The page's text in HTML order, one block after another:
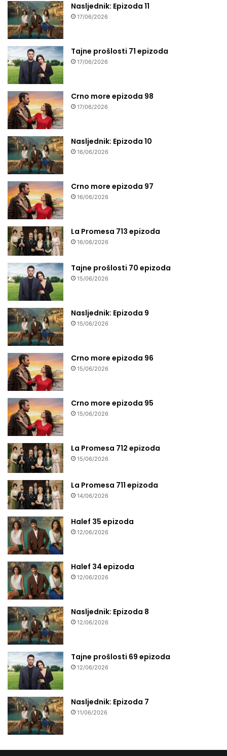
Nasljednik: Epizoda 11
17/06/2026
Tajne prošlosti 71 epizoda
17/06/2026
Crno more epizoda 98
17/06/2026
Nasljednik: Epizoda 10
16/06/2026
Crno more epizoda 97
16/06/2026
La Promesa 713 epizoda
16/06/2026
Tajne prošlosti 70 epizoda
15/06/2026
Nasljednik: Epizoda 9
15/06/2026
Crno more epizoda 96
15/06/2026
Crno more epizoda 95
15/06/2026
La Promesa 712 epizoda
15/06/2026
La Promesa 711 epizoda
14/06/2026
Halef 35 epizoda
12/06/2026
Halef 34 epizoda
12/06/2026
Nasljednik: Epizoda 8
12/06/2026
Tajne prošlosti 69 epizoda
12/06/2026
Nasljednik: Epizoda 7
11/06/2026